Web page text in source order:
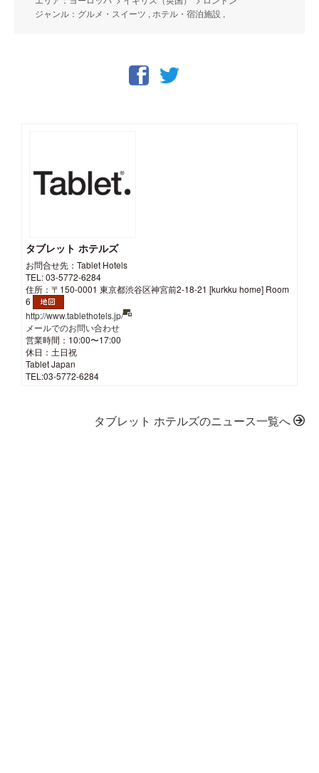
ジャンル：グルメ・スイーツ , ホテル・宿泊施設 ,
タブレット ホテルズ
お問合せ先：Tablet Hotels
TEL: 03-5772-6284
住所：〒150-0001 東京都渋谷区神宮前2-18-21 [kurkku home] Room
6
http://www.tablethotels.jp/
メールでのお問い合わせ
営業時間：10:00〜17:00
休日：土日祝
Tablet Japan
TEL:03-5772-6284
タブレット ホテルズのニュース一覧へ